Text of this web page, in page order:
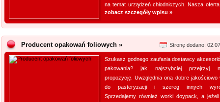
na temat urządzeń chłodniczych. Nasza
zobacz szczegóły wpisu »
Producent opakowań foliowych » Stronę dodano:
Szukasz godnego zaufania dostawcy
pakowania? jak najszybciej przejrzyj
propozycję. Uwzględnia ona dobre jakościowo
do pasteryzacji i szereg innych
Sprzedajemy również worki doypack, a